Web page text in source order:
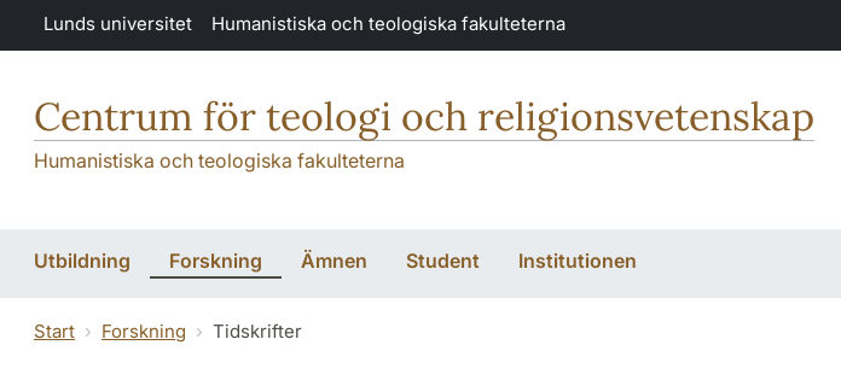
Hoppa till huvudinnehåll
Lunds universitet Humanistiska och teologiska fakulteterna
Centrum för teologi och religionsvetenskap
Humanistiska och teologiska fakulteterna
Utbildning Forskning Ämnen Student Institutionen
Start Forskning Tidskrifter